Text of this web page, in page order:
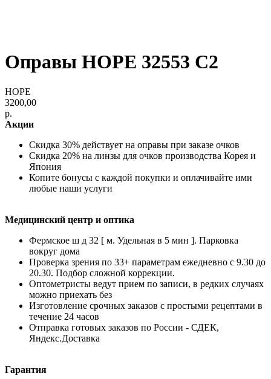
Оправы HOPE 32553 C2
HOPE
3200,00
р.
Акции
Скидка 30% действует на оправы при заказе очков
Скидка 20% на линзы для очков производства Корея и
Япония
Копите бонусы с каждой покупки и оплачивайте ими
любые наши услуги
Медицинский центр и оптика
Фермское ш д 32 [ м. Удельная в 5 мин ]. Парковка
вокруг дома
Проверка зрения по 33+ параметрам ежедневно с 9.30 до
20.30. Подбор сложной коррекции.
Оптометристы ведут прием по записи, в редких случаях
можно приехать без
Изготовление срочных заказов с простыми рецептами в
течение 24 часов
Отправка готовых заказов по России - СДЕК,
Яндекс.Доставка
Гарантия